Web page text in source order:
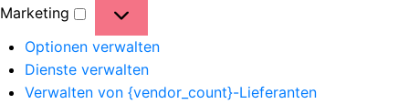
Marketing
Optionen verwalten
Dienste verwalten
Verwalten von {vendor_count}-Lieferanten